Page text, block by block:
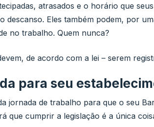
atrasados e o horário que seus
descanso. Eles também podem, por
no trabalho. Quem nunca?
de acordo com a lei – serem
para seu
jornada de trabalho para que o seu
que cumprir a legislação é a única